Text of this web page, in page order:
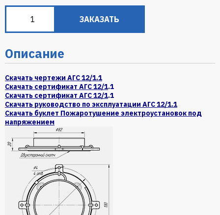
ЗАКАЗАТЬ
Описание
Скачать чертежи АГС 12/1.1
Скачать сертификат АГС 12/1.1
Скачать сертификат АГС 12/1.1
Скачать руководство по эксплуатации АГС 12/1.1
Скачать буклет Пожаротушение электроустановок под
напряжением